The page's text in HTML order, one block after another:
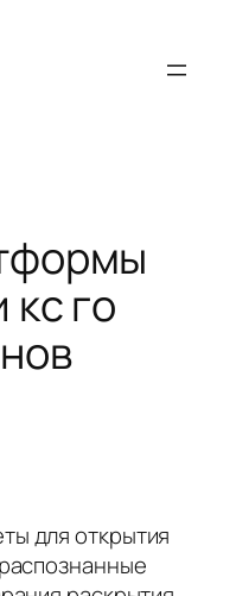
го
для открытия